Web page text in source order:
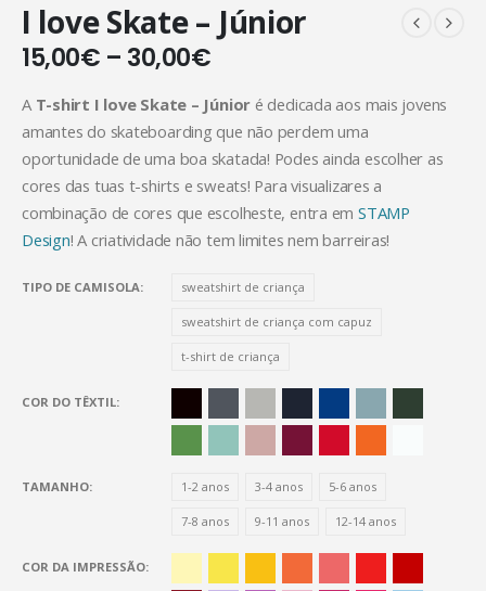
I love Skate – Júnior
15,00€ – 30,00€
A T-shirt I love Skate – Júnior é dedicada aos mais jovens
amantes do skateboarding que não perdem uma
oportunidade de uma boa skatada! Podes ainda escolher as
cores das tuas t-shirts e sweats! Para visualizares a
combinação de cores que escolheste, entra em STAMP
Design! A criatividade não tem limites nem barreiras!
TIPO DE CAMISOLA sweatshirt de criança
sweatshirt de criança com capuz
t-shirt de criança
COR DO TÊXTIL
TAMANHO 1-2 anos 3-4 anos 5-6 anos
7-8 anos 9-11 anos 12-14 anos
COR DA IMPRESSÃO